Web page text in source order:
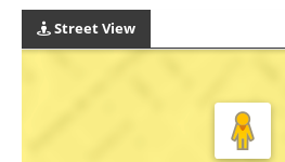
Street View